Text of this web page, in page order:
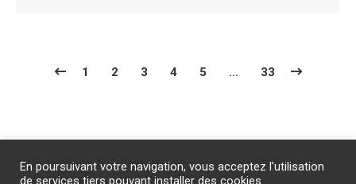
1 2 3 4 5 … 33
PROTECTION DES DONNEES PERSONNELLES
En poursuivant votre navigation, vous acceptez l'utilisation
de services tiers pouvant installer des cookies.